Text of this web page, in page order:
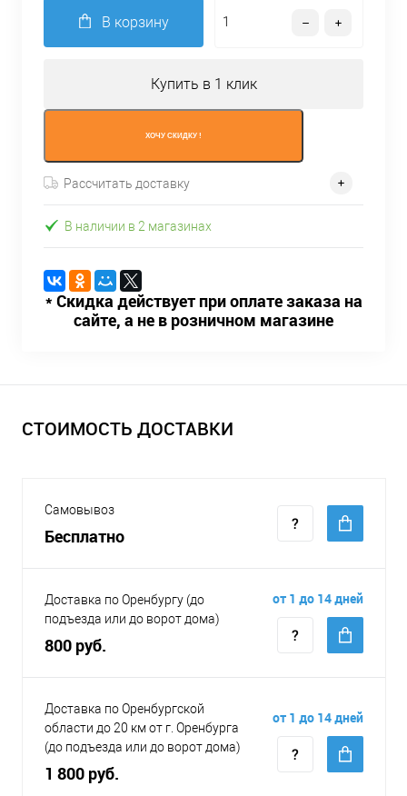
В корзину
Купить в 1 клик
ХОЧУ СКИДКУ !
Рассчитать доставку
В наличии в 2 магазинах
* Скидка действует при оплате заказа на
сайте, а не в розничном магазине
СТОИМОСТЬ ДОСТАВКИ
Самовывоз
Бесплатно
Доставка по Оренбургу (до
подъезда или до ворот дома)
800 руб.
от 1 до 14 дней
Доставка по Оренбургской
области до 20 км от г. Оренбурга
(до подъезда или до ворот дома)
1 800 руб.
от 1 до 14 дней